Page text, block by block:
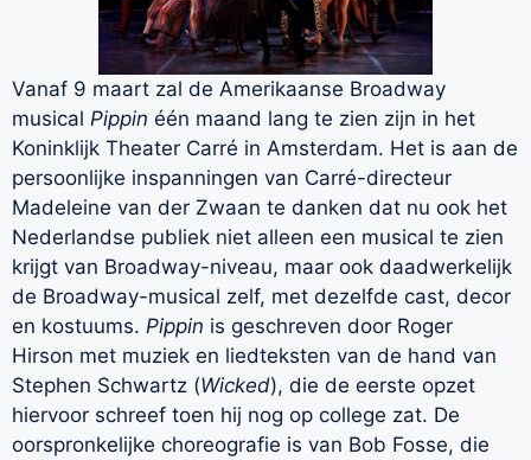
Vanaf 9 maart zal de Amerikaanse Broadway
musical Pippin één maand lang te zien zijn in het
Koninklijk Theater Carré in Amsterdam. Het is aan de
persoonlijke inspanningen van Carré-directeur
Madeleine van der Zwaan te danken dat nu ook het
Nederlandse publiek niet alleen een musical te zien
krijgt van Broadway-niveau, maar ook daadwerkelijk
de Broadway-musical zelf, met dezelfde cast, decor
en kostuums. Pippin is geschreven door Roger
Hirson met muziek en liedteksten van de hand van
Stephen Schwartz (Wicked), die de eerste opzet
hiervoor schreef toen hij nog op college zat. De
oorspronkelijke choreografie is van Bob Fosse, die